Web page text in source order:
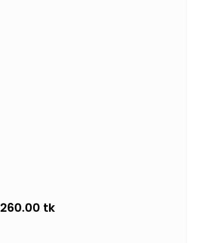
260.00 tk